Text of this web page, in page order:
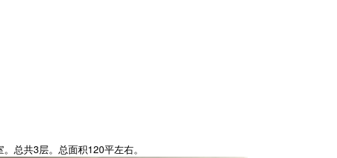
总共3层。总面积120平左右。